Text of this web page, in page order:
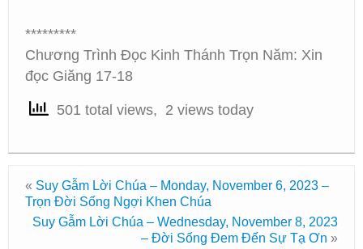
*********
Chương Trình Đọc Kinh Thánh Trọn Năm: Xin
đọc Giăng 17-18
501 total views, 2 views today
« Suy Gẫm Lời Chúa – Monday, November 6, 2023 –
Trọn Đời Sống Ngợi Khen Chúa
Suy Gẫm Lời Chúa – Wednesday, November 8, 2023
– Đời Sống Đem Đến Sự Tạ Ơn »